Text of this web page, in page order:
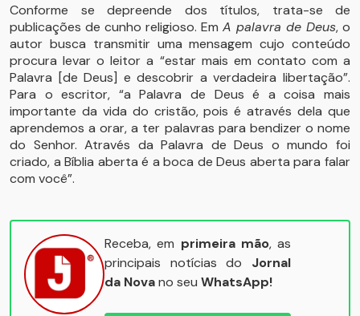
Conforme se depreende dos títulos, trata-se de
publicações de cunho religioso. Em A palavra de Deus, o
autor busca transmitir uma mensagem cujo conteúdo
procura levar o leitor a “estar mais em contato com a
Palavra [de Deus] e descobrir a verdadeira libertação”.
Para o escritor, “a Palavra de Deus é a coisa mais
importante da vida do cristão, pois é através dela que
aprendemos a orar, a ter palavras para bendizer o nome
do Senhor. Através da Palavra de Deus o mundo foi
criado, a Bíblia aberta é a boca de Deus aberta para falar
com você”.
Receba, em primeira mão, as
principais notícias do Jornal
da Novano seu WhatsApp!